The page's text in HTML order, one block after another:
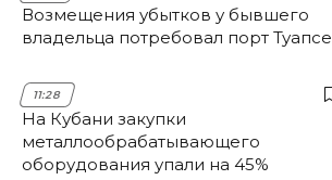
Возмещения убытков у бывшего
владельца потребовал порт Туапсе
11:28
На Кубани закупки
металлообрабатывающего
оборудования упали на 45%